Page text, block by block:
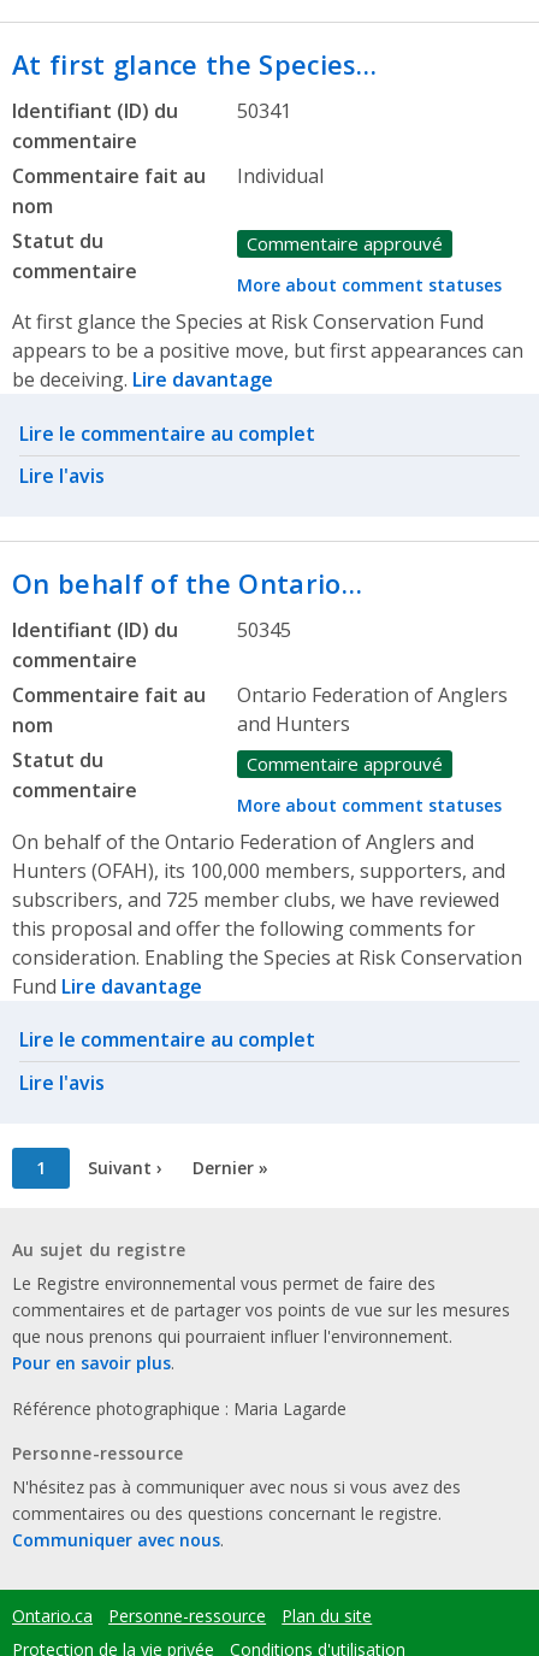
At first glance the Species…
Identifiant (ID) du
commentaire
50341
Commentaire fait au
nom
Individual
Statut du
commentaire
Commentaire approuvé
More about comment statuses
At first glance the Species at Risk Conservation Fund
appears to be a positive move, but first appearances can
be deceiving. Lire davantage
Related actions
Lire le commentaire au complet
Lire l'avis
On behalf of the Ontario…
Identifiant (ID) du
commentaire
50345
Commentaire fait au
nom
Ontario Federation of Anglers
and Hunters
Statut du
commentaire
Commentaire approuvé
More about comment statuses
On behalf of the Ontario Federation of Anglers and
Hunters (OFAH), its 100,000 members, supporters, and
subscribers, and 725 member clubs, we have reviewed
this proposal and offer the following comments for
consideration. Enabling the Species at Risk Conservation
Fund Lire davantage
Related actions
Lire le commentaire au complet
Lire l'avis
Pagination
Page
courante
1
Page
Suivant ›
Dernière
Dernier »
Au sujet du registre
Le Registre environnemental vous permet de faire des
commentaires et de partager vos points de vue sur les mesures
que nous prenons qui pourraient influer l'environnement.
Pour en savoir plus.
Référence photographique : Maria Lagarde
Personne-ressource
N'hésitez pas à communiquer avec nous si vous avez des
commentaires ou des questions concernant le registre.
Communiquer avec nous.
Footer
Ontario.ca Personne-ressource
Plan du site
Protection de la vie privée
Conditions d'utilisation